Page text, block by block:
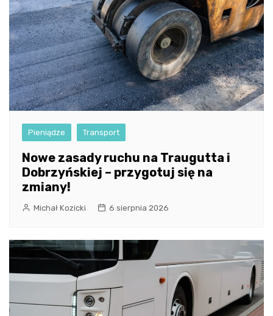
Pieniądze Transport
Nowe zasady ruchu na Traugutta i
Dobrzyńskiej – przygotuj się na
zmiany!
Michał Kozicki 6 sierpnia 2026